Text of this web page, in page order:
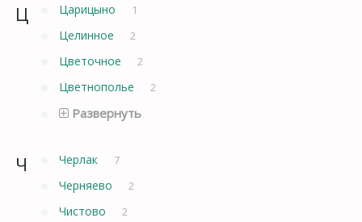
Ц Царицыно 1
Целинное 2
Цветочное 2
Цветнополье 2
Развернуть
Ч Черлак 7
Черняево 2
Чистово 2